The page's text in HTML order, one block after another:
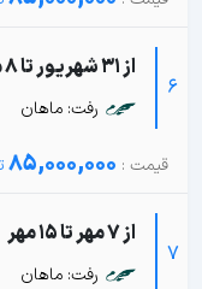
6
از 31 شهریور تا 8 مهر
رفت: ماهان
85,000,000
7
از 7 مهر تا 15 مهر
رفت: ماهان